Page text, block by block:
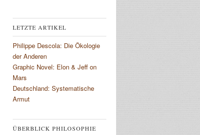
LETZTE ARTIKEL
Philippe Descola: Die Ökologie
der Anderen
Graphic Novel: Elon & Jeff on
Mars
Deutschland: Systematische
Armut
ÜBERBLICK PHILOSOPHIE